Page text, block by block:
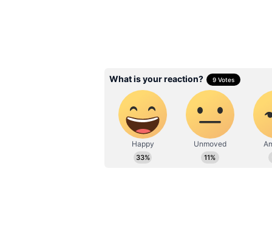
பார்வையால் கோடி
வேண்டிய லட்சியங்கள்,
காலம் கிடைக்கும்.
கஷ்டங்கள் அனைத்தும் நீங்கி,